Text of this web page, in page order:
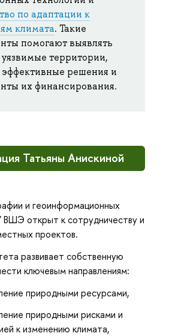
по адаптации к
климата. Такие
помогают выявлять
территории,
решения и
их финансирования.
Татьяны Анискиной
и геоинформационных
открыт к сотрудничеству и
проектов.
развивает собственную
ключевым направлениям:
природными ресурсами,
природными рисками и
к изменению климата,